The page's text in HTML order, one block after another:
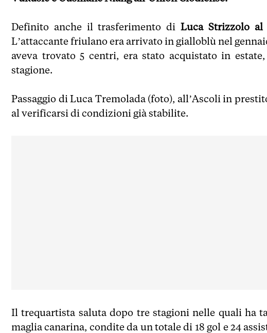
Definito anche il trasferimento di Luca Strizzolo al
L’attaccante friulano era arrivato in gialloblù nel
aveva trovato 5 centri, era stato acquistato in
stagione.
Passaggio di Luca Tremolada (foto), all’Ascoli in
al verificarsi di condizioni già stabilite.
Il trequartista saluta dopo tre stagioni nelle quali ha
maglia canarina, condite da un totale di 18 gol e 24